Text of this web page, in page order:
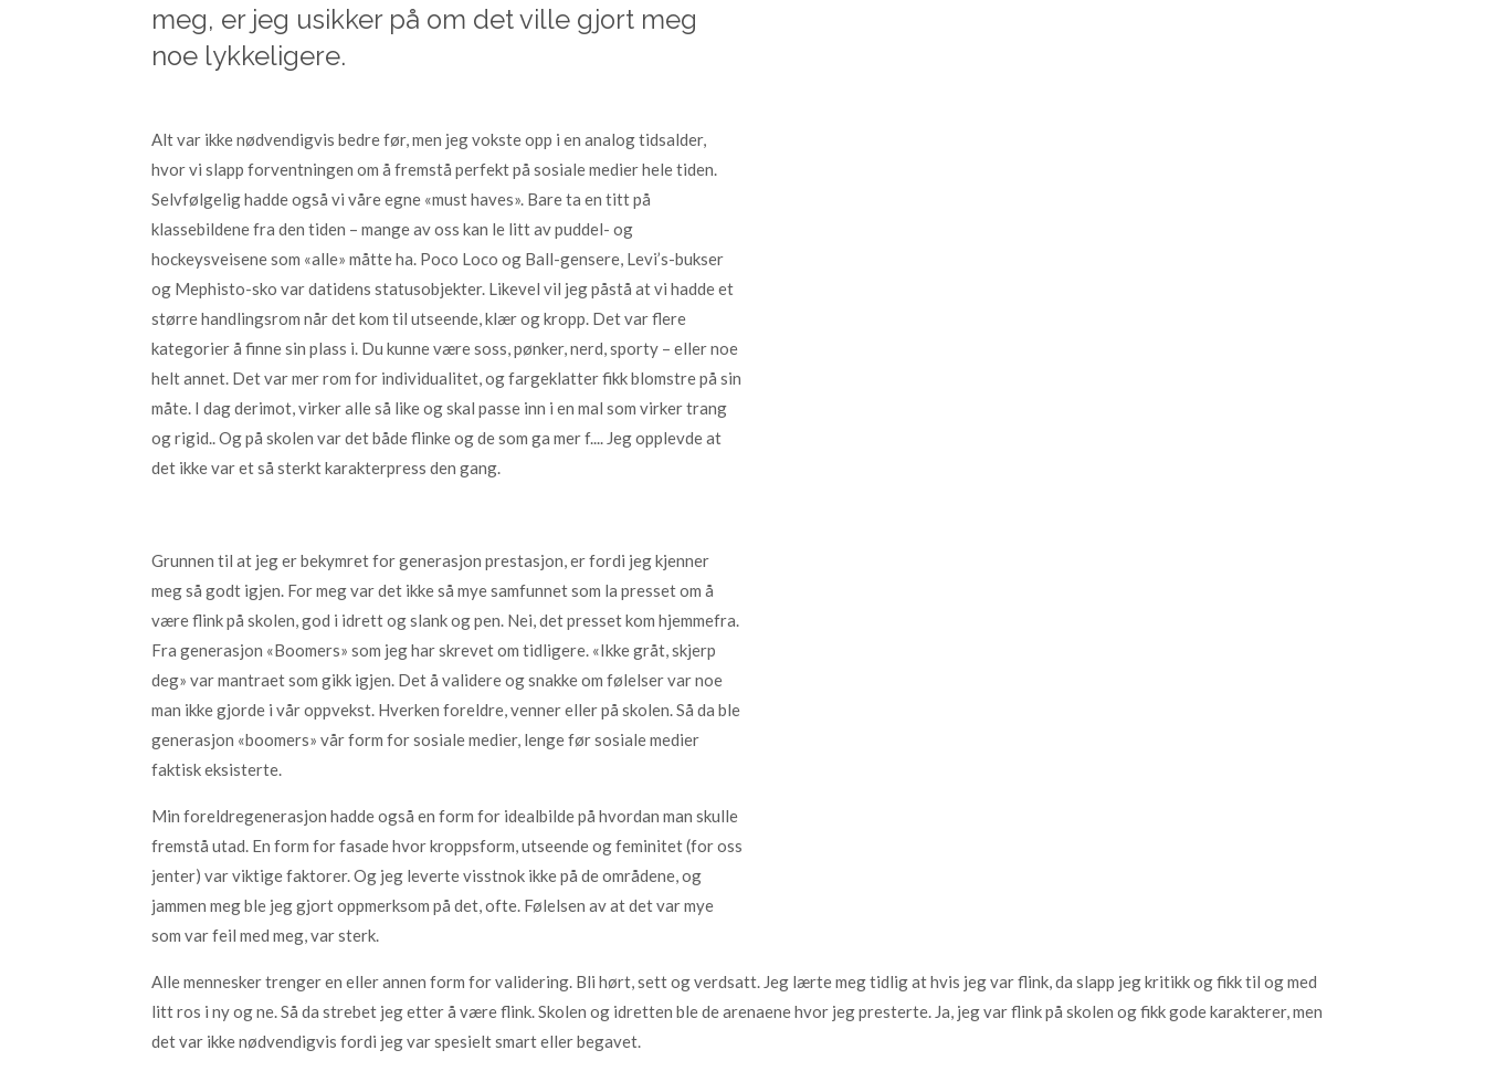
meg, er jeg usikker på om det ville gjort meg
noe lykkeligere.
Alt var ikke nødvendigvis bedre før, men jeg vokste opp i en analog tidsalder,
hvor vi slapp forventningen om å fremstå perfekt på sosiale medier hele tiden.
Selvfølgelig hadde også vi våre egne «must haves». Bare ta en titt på
klassebildene fra den tiden – mange av oss kan le litt av puddel- og
hockeysveisene som «alle» måtte ha. Poco Loco og Ball-gensere, Levi’s-bukser
og Mephisto-sko var datidens statusobjekter. Likevel vil jeg påstå at vi hadde et
større handlingsrom når det kom til utseende, klær og kropp. Det var flere
kategorier å finne sin plass i. Du kunne være soss, pønker, nerd, sporty – eller noe
helt annet. Det var mer rom for individualitet, og fargeklatter fikk blomstre på sin
måte. I dag derimot, virker alle så like og skal passe inn i en mal som virker trang
og rigid.. Og på skolen var det både flinke og de som ga mer f.... Jeg opplevde at
det ikke var et så sterkt karakterpress den gang.
Grunnen til at jeg er bekymret for generasjon prestasjon, er fordi jeg kjenner
meg så godt igjen. For meg var det ikke så mye samfunnet som la presset om å
være flink på skolen, god i idrett og slank og pen. Nei, det presset kom hjemmefra.
Fra generasjon «Boomers» som jeg har skrevet om tidligere. «Ikke gråt, skjerp
deg» var mantraet som gikk igjen. Det å validere og snakke om følelser var noe
man ikke gjorde i vår oppvekst. Hverken foreldre, venner eller på skolen. Så da ble
generasjon «boomers» vår form for sosiale medier, lenge før sosiale medier
faktisk eksisterte.
Min foreldregenerasjon hadde også en form for idealbilde på hvordan man skulle
fremstå utad. En form for fasade hvor kroppsform, utseende og feminitet (for oss
jenter) var viktige faktorer. Og jeg leverte visstnok ikke på de områdene, og
jammen meg ble jeg gjort oppmerksom på det, ofte. Følelsen av at det var mye
som var feil med meg, var sterk.
Alle mennesker trenger en eller annen form for validering. Bli hørt, sett og verdsatt. Jeg lærte meg tidlig at hvis jeg var flink, da slapp jeg kritikk og fikk til og med
litt ros i ny og ne. Så da strebet jeg etter å være flink. Skolen og idretten ble de arenaene hvor jeg presterte. Ja, jeg var flink på skolen og fikk gode karakterer, men
det var ikke nødvendigvis fordi jeg var spesielt smart eller begavet.